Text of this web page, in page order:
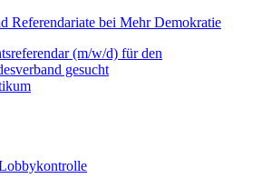
Referendariate bei Mehr Demokratie
(m/w/d) für den
gesucht